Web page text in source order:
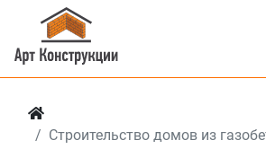
Строительство домов из